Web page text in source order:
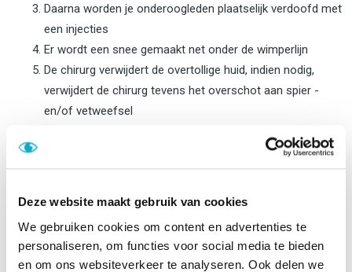
Deze website maakt gebruik van cookies
We gebruiken cookies om content en advertenties te
personaliseren, om functies voor social media te bieden
en om ons websiteverkeer te analyseren. Ook delen we
Daarna worden je onderoogleden plaatselijk verdoofd met
een injecties
Er wordt een snee gemaakt net onder de wimperlijn
De chirurg verwijdert de overtollige huid, indien nodig,
verwijdert de chirurg tevens het overschot aan spier -
en/of vetweefsel
De hechtingen worden er na 5 tot 7 dagen verwijderd
De behandeling duurt zo’n 60 minuten. Een onderooglidcorrectie
is een wat complexere ingreep dan de bovenooglidcorrectie
het herstel duurt langer.